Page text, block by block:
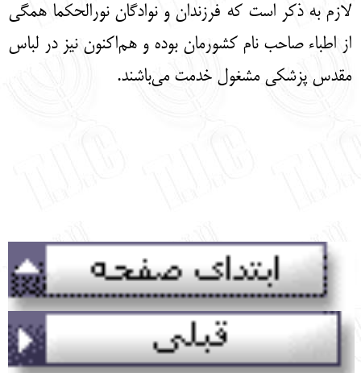
لازم به ذکر است که فرزندان و نوادگان نورالحکما همگی
از اطباء صاحب نام کشورمان بوده و هم‌اکنون نیز در لباس
مقدس پزشکی مشغول خدمت می‌باشند.